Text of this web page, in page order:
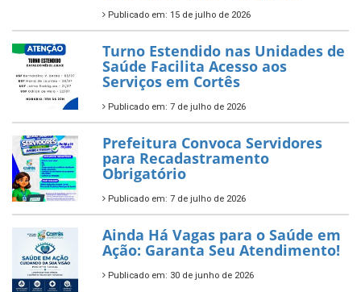
Publicado em: 15 de julho de 2026
Turno Estendido nas Unidades de
Saúde Facilita Acesso aos
Serviços em Cortês
Publicado em: 7 de julho de 2026
Prefeitura Convoca Servidores
para Recadastramento
Obrigatório
Publicado em: 7 de julho de 2026
Ainda Há Vagas para o Saúde em
Ação: Garanta Seu Atendimento!
Publicado em: 30 de junho de 2026